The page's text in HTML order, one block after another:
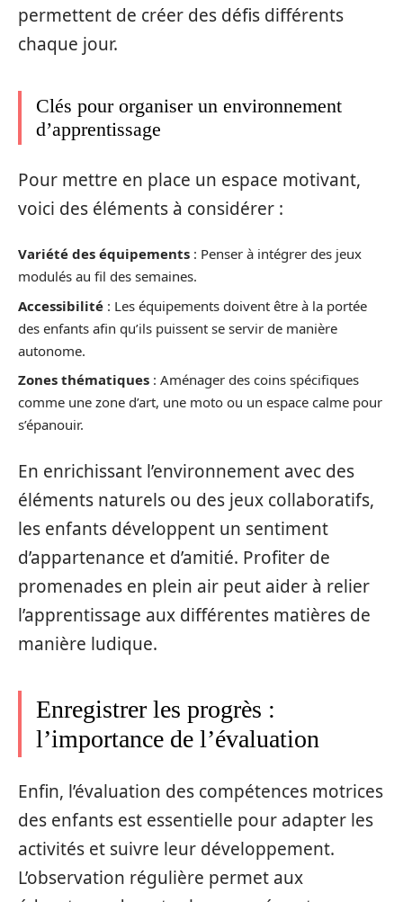
permettent de créer des défis différents
chaque jour.
Clés pour organiser un environnement
d’apprentissage
Pour mettre en place un espace motivant,
voici des éléments à considérer :
Variété des équipements : Penser à intégrer des jeux
modulés au fil des semaines.
Accessibilité : Les équipements doivent être à la portée
des enfants afin qu’ils puissent se servir de manière
autonome.
Zones thématiques : Aménager des coins spécifiques
comme une zone d’art, une moto ou un espace calme pour
s’épanouir.
En enrichissant l’environnement avec des
éléments naturels ou des jeux collaboratifs,
les enfants développent un sentiment
d’appartenance et d’amitié. Profiter de
promenades en plein air peut aider à relier
l’apprentissage aux différentes matières de
manière ludique.
Enregistrer les progrès :
l’importance de l’évaluation
Enfin, l’évaluation des compétences motrices
des enfants est essentielle pour adapter les
activités et suivre leur développement.
L’observation régulière permet aux